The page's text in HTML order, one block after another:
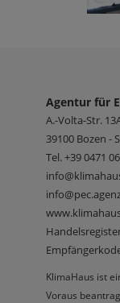
Agentur für
A.-Volta-Str.
39100 Bozen -
Tel.+39 0471
KlimaHaus ist
Voraus